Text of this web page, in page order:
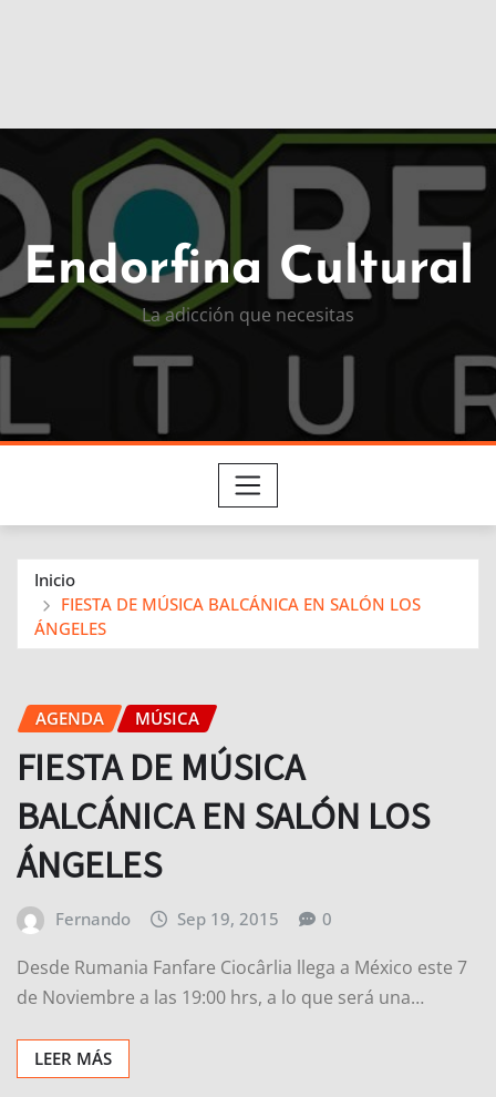
Endorfina Cultural
La adicción que necesitas
Inicio
FIESTA DE MÚSICA BALCÁNICA EN SALÓN LOS
ÁNGELES
AGENDA MÚSICA
FIESTA DE MÚSICA
BALCÁNICA EN SALÓN LOS
ÁNGELES
Fernando Sep 19, 2015 0
Desde Rumania Fanfare Ciocârlia llega a México este 7
de Noviembre a las 19:00 hrs, a lo que será una…
LEER MÁS